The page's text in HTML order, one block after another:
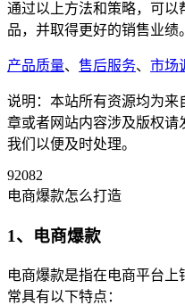
通过以上方法和策略，可以
品，并取得更好的销售业绩。
产品质量、 售后服务、 市场
说明：本站所有资源均为
章或者网站内容涉及版权请
我们以便及时处理。
92082
电商爆款怎么打造
1、电商爆款
电商爆款是指在电商平台
常具有以下特点：